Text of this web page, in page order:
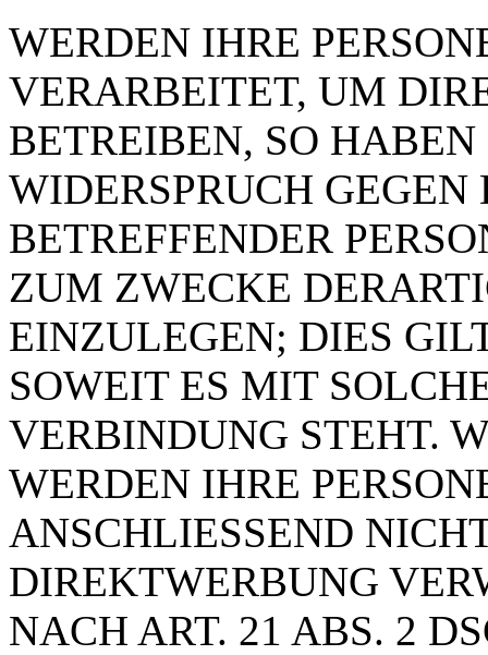
WERDEN IHRE
VERARBEITET, UM
BETREIBEN, SO
WIDERSPRUCH
BETREFFENDER
ZUM ZWECKE
EINZULEGEN; DIES
SOWEIT ES MIT
VERBINDUNG STEHT.
WERDEN IHRE
ANSCHLIESSEND
DIREKTWERBUNG
NACH ART. 21 ABS. 2